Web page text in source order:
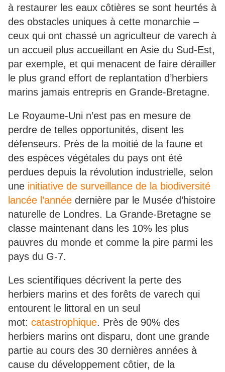
à restaurer les eaux côtières se sont heurtés à
des obstacles uniques à cette monarchie –
ceux qui ont chassé un agriculteur de varech à
un accueil plus accueillant en Asie du Sud-Est,
par exemple, et qui menacent de faire dérailler
le plus grand effort de replantation d’herbiers
marins jamais entrepris en Grande-Bretagne.
Le Royaume-Uni n’est pas en mesure de
perdre de telles opportunités, disent les
défenseurs. Près de la moitié de la faune et
des espèces végétales du pays ont été
perdues depuis la révolution industrielle, selon
une initiative de surveillance de la biodiversité
lancée l’année dernière par le Musée d’histoire
naturelle de Londres. La Grande-Bretagne se
classe maintenant dans les 10% les plus
pauvres du monde et comme la pire parmi les
pays du G-7.
Les scientifiques décrivent la perte des
herbiers marins et des forêts de varech qui
entourent le littoral en un seul
mot: catastrophique. Près de 90% des
herbiers marins ont disparu, dont une grande
partie au cours des 30 dernières années à
cause du développement côtier, de la